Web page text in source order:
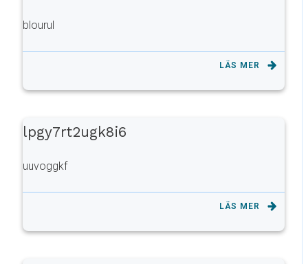
blourul
LÄS MER
lpgy7rt2ugk8i6
uuvoggkf
LÄS MER